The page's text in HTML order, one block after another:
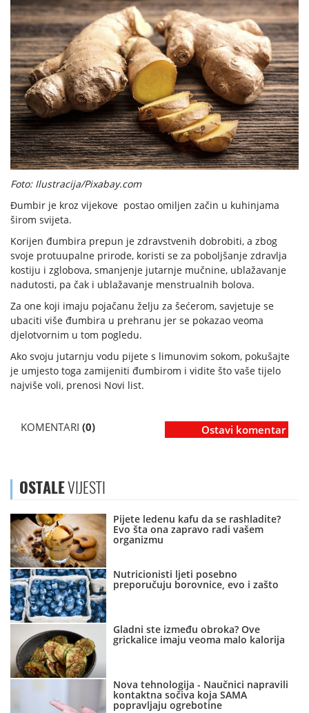
Foto: Ilustracija/Pixabay.com
Đumbir je kroz vijekove postao omiljen začin u kuhinjama
širom svijeta.
Korijen đumbira prepun je zdravstvenih dobrobiti, a zbog
svoje protuupalne prirode, koristi se za poboljšanje zdravlja
kostiju i zglobova, smanjenje jutarnje mučnine, ublažavanje
nadutosti, pa čak i ublažavanje menstrualnih bolova.
Za one koji imaju pojačanu želju za šećerom, savjetuje se
ubaciti više đumbira u prehranu jer se pokazao veoma
djelotvornim u tom pogledu.
Ako svoju jutarnju vodu pijete s limunovim sokom, pokušajte
je umjesto toga zamijeniti đumbirom i vidite što vaše tijelo
najviše voli, prenosi Novi list.
KOMENTARI (0) Ostavi komentar
OSTALEVIJESTI
Pijete ledenu kafu da se rashladite?
Evo šta ona zapravo radi vašem
organizmu
Nutricionisti ljeti posebno
preporučuju borovnice, evo i zašto
Gladni ste između obroka? Ove
grickalice imaju veoma malo kalorija
Nova tehnologija - Naučnici napravili
kontaktna sočiva koja SAMA
popravljaju ogrebotine